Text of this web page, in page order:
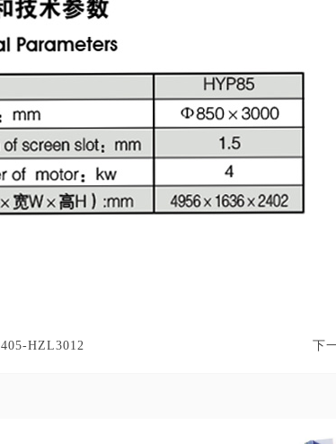
HZL3012 下